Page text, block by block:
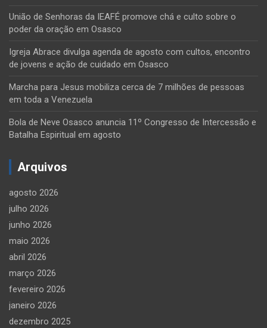
União de Senhoras da IEAFÉ promove chá e culto sobre o
poder da oração em Osasco
Igreja Abrace divulga agenda de agosto com cultos, encontro
de jovens e ação de cuidado em Osasco
Marcha para Jesus mobiliza cerca de 7 milhões de pessoas
em toda a Venezuela
Bola de Neve Osasco anuncia 11º Congresso de Intercessão e
Batalha Espiritual em agosto
Arquivos
agosto 2026
julho 2026
junho 2026
maio 2026
abril 2026
março 2026
fevereiro 2026
janeiro 2026
dezembro 2025